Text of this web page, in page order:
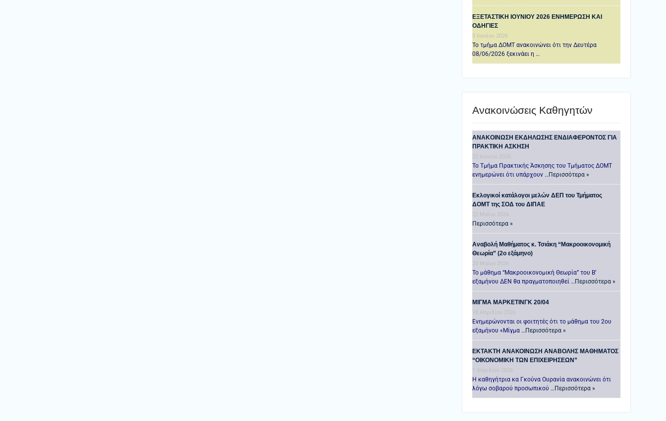
ΕΞΕΤΑΣΤΙΚΗ IOYNIOY 2026 ΕΝΗΜΕΡΩΣΗ ΚΑΙ
ΟΔΗΓΙΕΣ
3 Ιουνίου 2026
Το τμήμα ΔΟΜΤ ανακοινώνει ότι την Δευτέρα
08/06/2026 ξεκινάει η …
Ανακοινώσεις Καθηγητών
ANAKOINΩΣΗ ΕΚΔΗΛΩΣΗΣ ΕΝΔΙΑΦΕΡΟΝΤΟΣ ΓΙΑ
ΠΡΑΚΤΙΚΗ ΑΣΚΗΣΗ
22 Ιουνίου 2026
Το Τμήμα Πρακτικής Άσκησης του Τμήματος ΔΟΜΤ
ενημερώνει ότι υπάρχουν … Περισσότερα »
Εκλογικοί κατάλογοι μελών ΔΕΠ του Τμήματος
ΔΟΜΤ της ΣΟΔ του ΔΙΠΑΕ
22 Μαΐου 2026
Περισσότερα »
Αναβολή Μαθήματος κ. Τσιάκη “Μακροοικονομική
Θεωρία” (2ο εξάμηνο)
20 Μαΐου 2026
Το μάθημα “Μακροοικονομική Θεωρία” του Β’
εξαμήνου ΔΕΝ θα πραγματοποιηθεί … Περισσότερα »
ΜΙΓΜΑ ΜΑΡΚΕΤΙΝΓΚ 20/04
18 Απριλίου 2026
Ενημερώνονται οι φοιτητές ότι το μάθημα του 2ου
εξαμήνου «Μίγμα … Περισσότερα »
ΕΚΤΑΚΤΗ ΑΝΑΚΟΙΝΩΣΗ ΑΝΑΒΟΛΗΣ ΜΑΘΗΜΑΤΟΣ
“ΟΙΚΟΝΟΜΙΚΗ ΤΩΝ ΕΠΙΧΕΙΡΗΣΕΩΝ”
1 Απριλίου 2026
Η καθηγήτρια κα Γκούνα Ουρανία ανακοινώνει ότι
λόγω σοβαρού προσωπικού … Περισσότερα »